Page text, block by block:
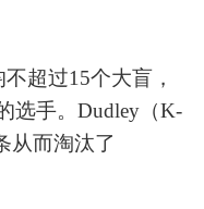
超过15个大盲，
选手。Dudley（K-
从而淘汰了